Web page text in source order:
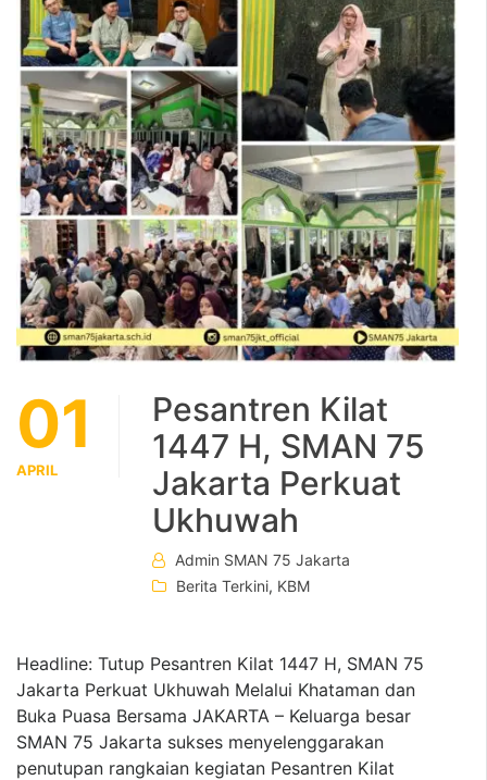
01
APRIL
Pesantren Kilat
1447 H, SMAN 75
Jakarta Perkuat
Ukhuwah
Admin SMAN 75 Jakarta
Berita Terkini, KBM
Headline: Tutup Pesantren Kilat 1447 H, SMAN 75
Jakarta Perkuat Ukhuwah Melalui Khataman dan
Buka Puasa Bersama JAKARTA – Keluarga besar
SMAN 75 Jakarta sukses menyelenggarakan
penutupan rangkaian kegiatan Pesantren Kilat